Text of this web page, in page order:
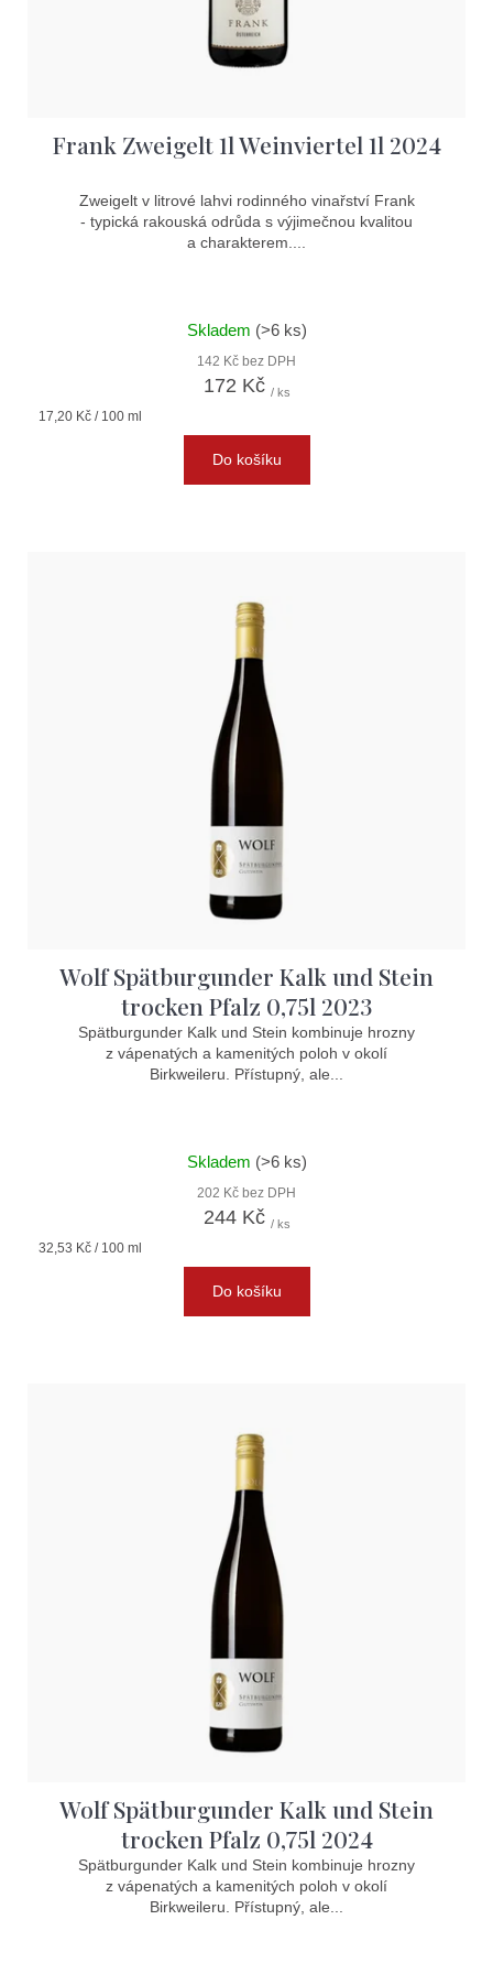
Frank Zweigelt 1l Weinviertel 1l 2024
Zweigelt v litrové lahvi rodinného vinařství Frank
- typická rakouská odrůda s výjimečnou kvalitou
a charakterem....
Skladem (>6 ks)
142 Kč bez DPH
172 Kč / ks
Měrná
17,20 Kč / 100 ml
Do košíku
Wolf Spätburgunder Kalk und Stein
trocken Pfalz 0,75l 2023
Spätburgunder Kalk und Stein kombinuje hrozny
z vápenatých a kamenitých poloh v okolí
Birkweileru. Přístupný, ale...
Skladem (>6 ks)
202 Kč bez DPH
244 Kč / ks
Měrná
32,53 Kč / 100 ml
Do košíku
Wolf Spätburgunder Kalk und Stein
trocken Pfalz 0,75l 2024
Spätburgunder Kalk und Stein kombinuje hrozny
z vápenatých a kamenitých poloh v okolí
Birkweileru. Přístupný, ale...